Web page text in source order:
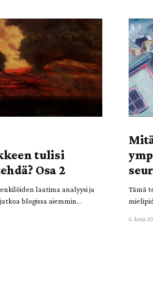
tulisi
Osa 2
laatima analyysi ja
blogissa aiemmin
Tämä
6. kesä